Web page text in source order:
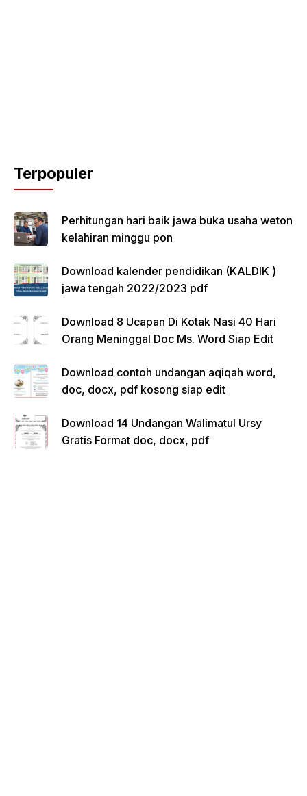
Terpopuler
Perhitungan hari baik jawa buka usaha weton
kelahiran minggu pon
Download kalender pendidikan (KALDIK )
jawa tengah 2022/2023 pdf
Download 8 Ucapan Di Kotak Nasi 40 Hari
Orang Meninggal Doc Ms. Word Siap Edit
Download contoh undangan aqiqah word,
doc, docx, pdf kosong siap edit
Download 14 Undangan Walimatul Ursy
Gratis Format doc, docx, pdf